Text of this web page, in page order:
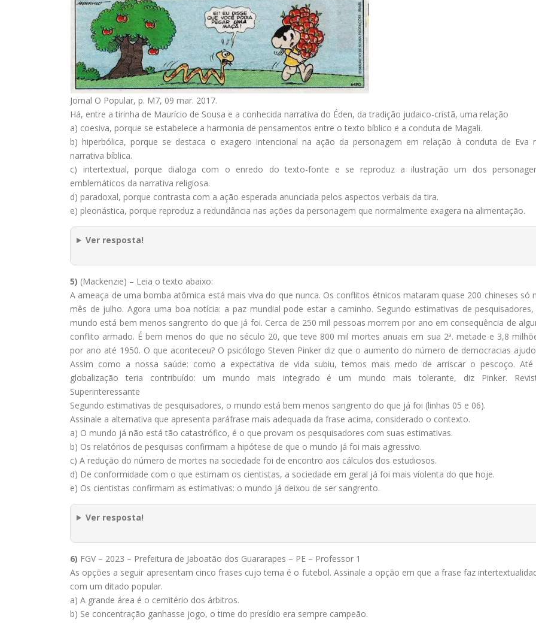
Jornal O Popular, p. M7, 09 mar. 2017.
Há, entre a tirinha de Maurício de Sousa e a conhecida narrativa do Éden, da tradição judaico-cristã, uma relação
a) coesiva, porque se estabelece a harmonia de pensamentos entre o texto bíblico e a conduta de Magali.
b) hiperbólica, porque se destaca o exagero intencional na ação da personagem em relação à conduta de Eva
narrativa bíblica.
c) intertextual, porque dialoga com o enredo do texto-fonte e se reproduz a ilustração um dos
emblemáticos da narrativa religiosa.
d) paradoxal, porque contrasta com a ação esperada anunciada pelos aspectos verbais da tira.
e) pleonástica, porque reproduz a redundância nas ações da personagem que normalmente exagera na alimentação.
Ver resposta!
5) (Mackenzie) – Leia o texto abaixo:
A ameaça de uma bomba atômica está mais viva do que nunca. Os conflitos étnicos mataram quase 200 chineses só
mês de julho. Agora uma boa notícia: a paz mundial pode estar a caminho. Segundo estimativas de
mundo está bem menos sangrento do que já foi. Cerca de 250 mil pessoas morrem por ano em consequência de
conflito armado. É bem menos do que no século 20, que teve 800 mil mortes anuais em sua 2ª. metade e 3,8
por ano até 1950. O que aconteceu? O psicólogo Steven Pinker diz que o aumento do número de democracias
Assim como a nossa saúde: como a expectativa de vida subiu, temos mais medo de arriscar o pescoço.
globalização teria contribuído: um mundo mais integrado é um mundo mais tolerante, diz Pinker.
Superinteressante
Segundo estimativas de pesquisadores, o mundo está bem menos sangrento do que já foi (linhas 05 e 06).
Assinale a alternativa que apresenta paráfrase mais adequada da frase acima, considerado o contexto.
a) O mundo já não está tão catastrófico, é o que provam os pesquisadores com suas estimativas.
b) Os relatórios de pesquisas confirmam a hipótese de que o mundo já foi mais agressivo.
c) A redução do número de mortes na sociedade foi de encontro aos cálculos dos estudiosos.
d) De conformidade com o que estimam os cientistas, a sociedade em geral já foi mais violenta do que hoje.
e) Os cientistas confirmam as estimativas: o mundo já deixou de ser sangrento.
Ver resposta!
6) FGV – 2023 – Prefeitura de Jaboatão dos Guararapes – PE – Professor 1
As opções a seguir apresentam cinco frases cujo tema é o futebol. Assinale a opção em que a frase faz
com um ditado popular.
a) A grande área é o cemitério dos árbitros.
b) Se concentração ganhasse jogo, o time do presídio era sempre campeão.